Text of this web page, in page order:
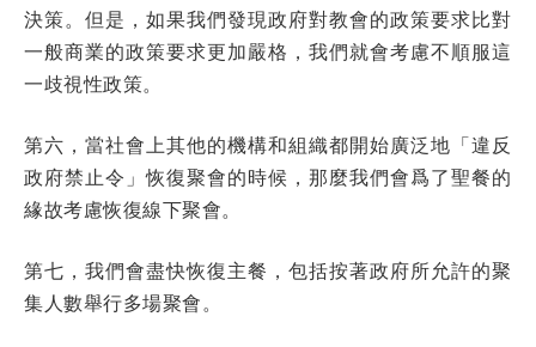
決策。但是，如果我們發現政府對教會的政策要求比對
一般商業的政策要求更加嚴格，我們就會考慮不順服這
一歧視性政策。
第六，當社會上其他的機構和組織都開始廣泛地「違反
政府禁止令」恢復聚會的時候，那麼我們會爲了聖餐的
緣故考慮恢復線下聚會。
第七，我們會盡快恢復主餐，包括按著政府所允許的聚
集人數舉行多場聚會。